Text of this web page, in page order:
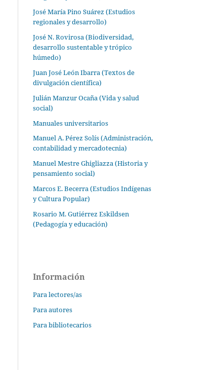
José María Pino Suárez (Estudios
regionales y desarrollo)
José N. Rovirosa (Biodiversidad,
desarrollo sustentable y trópico
húmedo)
Juan José León Ibarra (Textos de
divulgación científica)
Julián Manzur Ocaña (Vida y salud
social)
Manuales universitarios
Manuel A. Pérez Solís (Administración,
contabilidad y mercadotecnia)
Manuel Mestre Ghigliazza (Historia y
pensamiento social)
Marcos E. Becerra (Estudios Indígenas
y Cultura Popular)
Rosario M. Gutiérrez Eskildsen
(Pedagogía y educación)
Información
Para lectores/as
Para autores
Para bibliotecarios